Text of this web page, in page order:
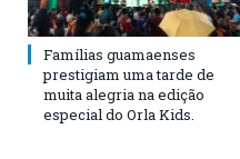
Famílias guamaenses
prestigiam uma tarde de
muita alegria na edição
especial do Orla Kids.